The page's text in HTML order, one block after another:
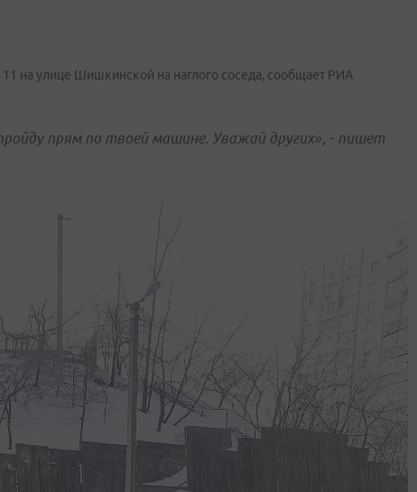
на улице Шишкинской на наглого соседа, сообщает РИА
прям по твоей машине. Уважай других», - пишет